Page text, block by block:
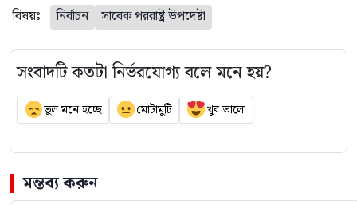
বিষয়ঃ নির্বাচন সাবেক পররাষ্ট্র উপদেষ্টা
সংবাদটি কতটা নির্ভরযোগ্য বলে মনে হয়?
ভুল মনে হচ্ছে মোটামুটি খুব ভালো
মন্তব্য করুন